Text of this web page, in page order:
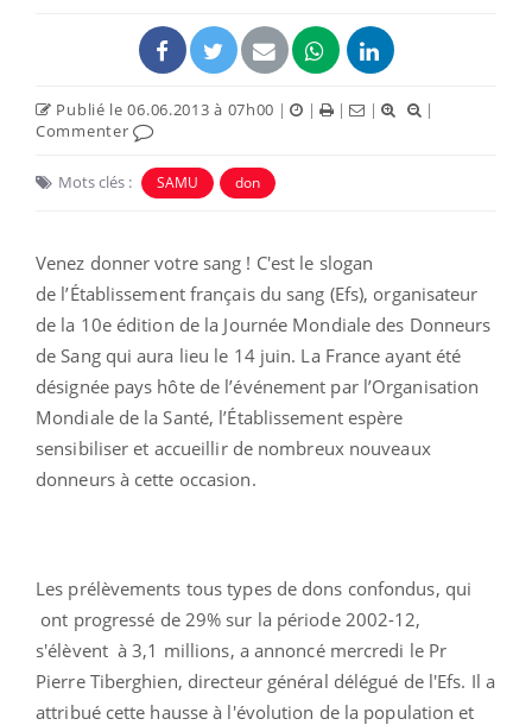
Publié le 06.06.2013 à 07h00 | | | |
|
Commenter
Mots clés : SAMU don
Venez donner votre sang ! C'est le slogan
de l’Établissement français du sang (Efs), organisateur
de la 10e édition de la Journée Mondiale des Donneurs
de Sang qui aura lieu le 14 juin. La France ayant été
désignée pays hôte de l’événement par l’Organisation
Mondiale de la Santé, l’Établissement espère
sensibiliser et accueillir de nombreux nouveaux
donneurs à cette occasion.
Les prélèvements tous types de dons confondus, qui
ont progressé de 29% sur la période 2002-12,
s'élèvent à 3,1 millions, a annoncé mercredi le Pr
Pierre Tiberghien, directeur général délégué de l'Efs. Il a
attribué cette hausse à l'évolution de la population et